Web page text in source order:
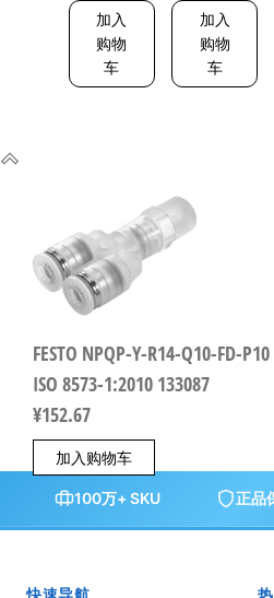
15552
553463
加入
购物
车
加入
购物
车
FESTO NPQP-Y-R14-Q10-
ISO 8573-1:2010 133087
¥152.67
加入购物车
100万+ SKU 正品
快速导航